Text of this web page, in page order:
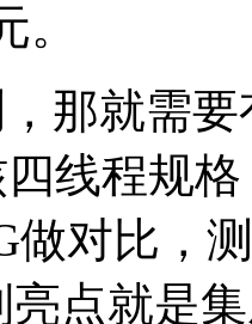
那就需
线程规
做对比，
亮点就是